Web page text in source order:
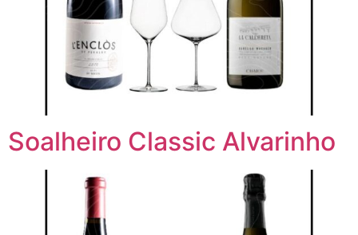
Soalheiro Classic Alvarinho